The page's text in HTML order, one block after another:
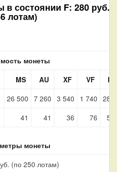
состоянии F: 280 руб.
лотам)
монеты
MS AU XF VF
F
26 500 7 260 3 540 1 740 280
41 41 36 76 56
монеты
(по 250 лотам)